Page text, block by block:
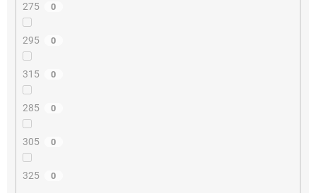
275 0
295 0
315 0
285 0
305 0
325 0